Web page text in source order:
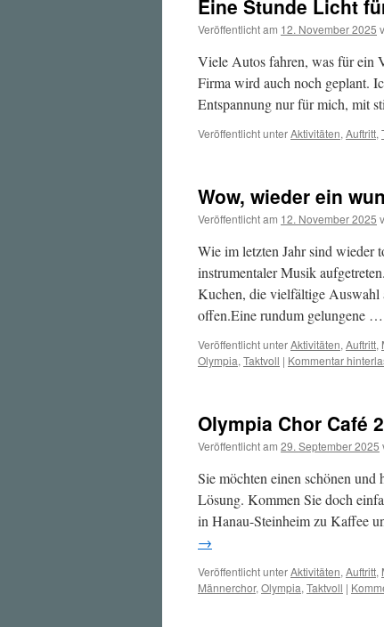
Eine Stunde Licht
Veröffentlicht am 12. November 2025
Viele Autos fahren, was für ein
Firma wird auch noch geplant.
Entspannung nur für mich, mit
Veröffentlicht unterAktivitäten, Auftritt,
Wow, wieder ein
Veröffentlicht am 12. November 2025
Wie im letzten Jahr sind wieder
instrumentaler Musik
Kuchen, die vielfältige Auswahl
offen.Eine rundum gelungene …
Veröffentlicht unterAktivitäten, Auftritt,
Olympia, Taktvoll | Kommentar
Olympia Chor Café
Veröffentlicht am 29. September 2025
Sie möchten einen schönen
Lösung. Kommen Sie doch
in Hanau-Steinheim zu Kaffee
→
Veröffentlicht unterAktivitäten, Auftritt,
Männerchor, Olympia, Taktvoll |